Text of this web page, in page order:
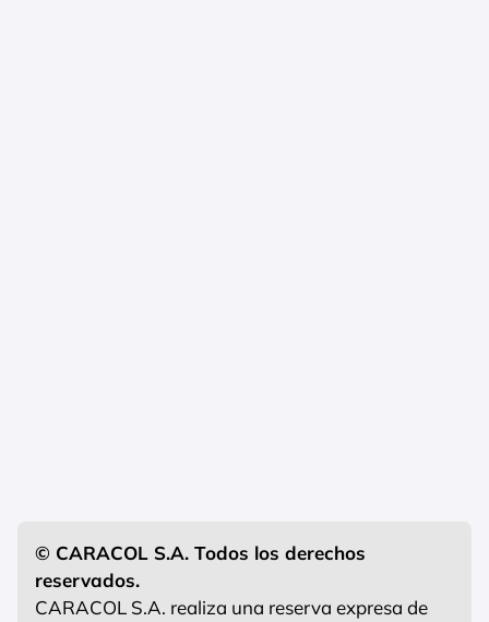
© CARACOL S.A. Todos los derechos
reservados.
CARACOL S.A. realiza una reserva expresa de